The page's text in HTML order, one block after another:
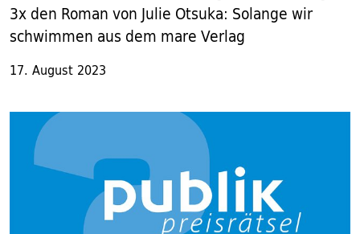
3x den Roman von Julie Otsuka: Solange wir
schwimmen aus dem mare Verlag
17. August 2023